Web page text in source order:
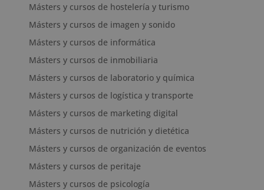
Másters y cursos de hostelería y turismo
Másters y cursos de imagen y sonido
Másters y cursos de informática
Másters y cursos de inmobiliaria
Másters y cursos de laboratorio y química
Másters y cursos de logística y transporte
Másters y cursos de marketing digital
Másters y cursos de nutrición y dietética
Másters y cursos de organización de eventos
Másters y cursos de peritaje
Másters y cursos de psicología